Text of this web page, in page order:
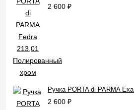
2 600 ₽
Ручка PORTA di PARMA
2 600 ₽